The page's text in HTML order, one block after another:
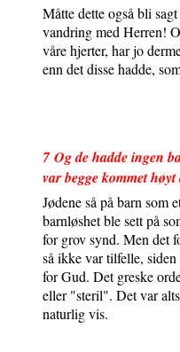
Måtte dette også bli
vandring med Herren!
våre hjerter, har jo
enn det disse hadde,
7 Og de hadde ingen
var begge kommet
Jødene så på barn som
barnløshet ble sett på
for grov synd. Men det
så ikke var tilfelle,
for Gud. Det greske
eller "steril". Det var
naturlig vis.